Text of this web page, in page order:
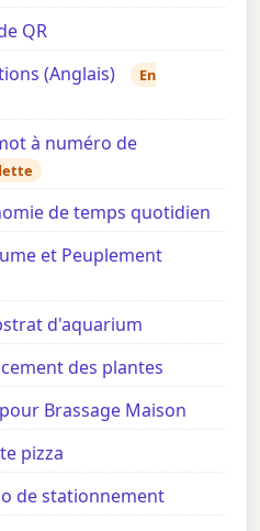
QR
(Anglais)
En
à numéro de
de temps quotidien
et Peuplement
d'aquarium
des plantes
Brassage Maison
pizza
de stationnement